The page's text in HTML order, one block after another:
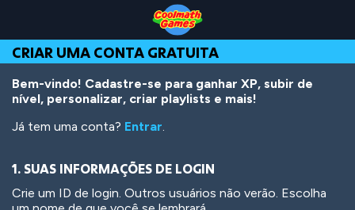
Top
of
Page
Navigation
Main
Content
Footer
o
conteúdo
principal
CRIAR UMA CONTA GRATUITA
Bem-vindo! Cadastre-se para ganhar XP, subir de
nível, personalizar, criar playlists e mais!
Já tem uma conta? Entrar.
1. SUAS INFORMAÇÕES DE LOGIN
Crie um ID de login. Outros usuários não verão. Escolha